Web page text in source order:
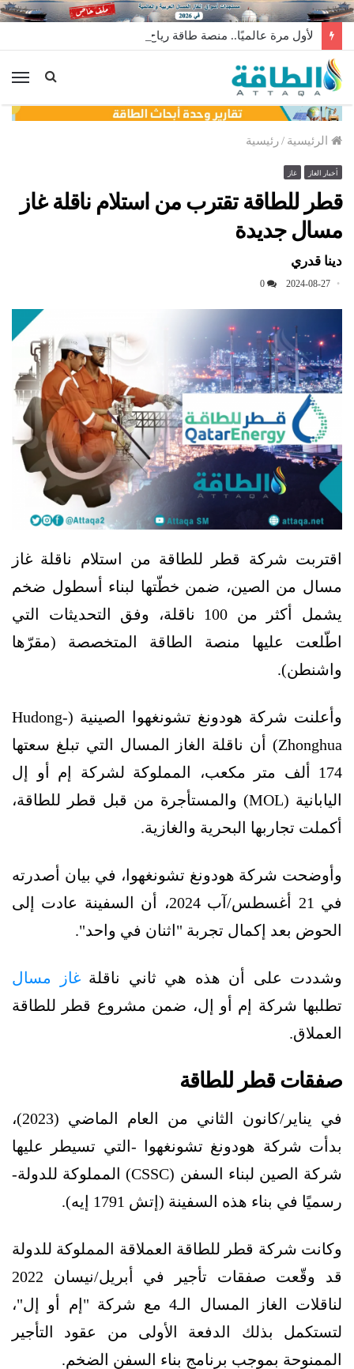
الرئيسية /رئيسية
أخبار الغاز غاز
قطر للطاقة تقترب من استلام ناقلة غاز
مسال جديدة
دينا قدري
2024-08-27
0
اقتربت شركة قطر للطاقة من استلام ناقلة غاز
مسال من الصين، ضمن خطّتها لبناء أسطول ضخم
يشمل أكثر من 100 ناقلة، وفق التحديثات التي
اطّلعت عليها منصة الطاقة المتخصصة (مقرّها
واشنطن).
وأعلنت شركة هودونغ تشونغهوا الصينية (Hudong-
Zhonghua) أن ناقلة الغاز المسال التي تبلغ سعتها
174 ألف متر مكعب، المملوكة لشركة إم أو إل
اليابانية (MOL) والمستأجرة من قبل قطر للطاقة،
أكملت تجاربها البحرية والغازية.
وأوضحت شركة هودونغ تشونغهوا، في بيان أصدرته
في 21 أغسطس/آب 2024، أن السفينة عادت إلى
الحوض بعد إكمال تجربة "اثنان في واحد".
وشددت على أن هذه هي ثاني ناقلةغاز مسال
تطلبها شركة إم أو إل، ضمن مشروع قطر للطاقة
العملاق.
صفقات قطر للطاقة
في يناير/كانون الثاني من العام الماضي (2023)،
بدأت شركة هودونغ تشونغهوا -التي تسيطر عليها
شركة الصين لبناء السفن (CSSC) المملوكة للدولة-
رسميًا في بناء هذه السفينة (إتش 1791 إيه).
وكانت شركة قطر للطاقة العملاقة المملوكة للدولة
قد وقّعت صفقات تأجير في أبريل/نيسان 2022
لناقلات الغاز المسال الـ4 مع شركة "إم أو إل"،
لتستكمل بذلك الدفعة الأولى من عقود التأجير
الممنوحة بموجب برنامج بناء السفن الضخم.